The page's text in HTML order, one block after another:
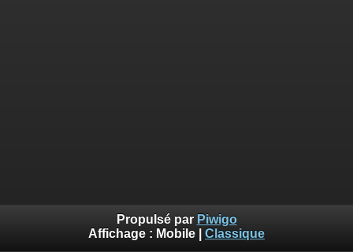
Propulsé par Piwigo
Affichage : Mobile Classique